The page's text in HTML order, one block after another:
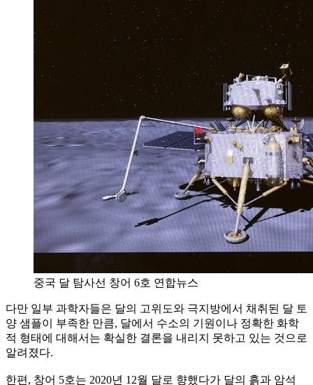
중국 달 탐사선 창어 6호 연합뉴스
다만 일부 과학자들은 달의 고위도와 극지방에서 채취된 달 토
양 샘플이 부족한 만큼, 달에서 수소의 기원이나 정확한 화학
적 형태에 대해서는 확실한 결론을 내리지 못하고 있는 것으로
알려졌다.
한편, 창어 5호는 2020년 12월 달로 향했다가 달의 흙과 암석